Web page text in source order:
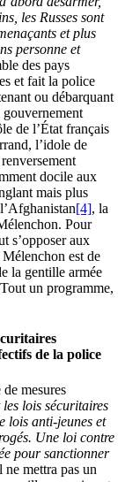
les Russes sont
et plus
personne et
des pays
et fait la police
ou débarquant
de l’État français
l’idole de
docile aux
mais plus
[4], la
Pour
s’opposer aux
est de
la gentille armée
un programme,
de la police
mesures
les lois sécuritaires
lois anti-jeunes et
Une loi contre
pour sanctionner
mettra pas un